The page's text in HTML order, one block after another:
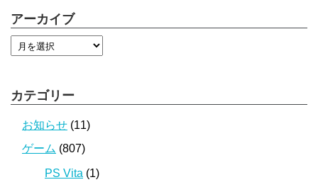
アーカイブ
カテゴリー
お知らせ (11)
ゲーム (807)
PS Vita (1)